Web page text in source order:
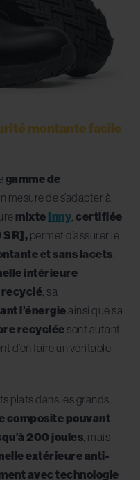
montante facile
gamme de
mesure de s’adapter à
mixte Inny certifiée
SR], permet d’assurer le
et sans lacets
intérieure
recyclé , sa
l’énergieainsi que sa
recycléesont autant
d’en faire un véritable
plats dans les grands.
composite pouvant
200 joules , mais
extérieure anti-
avec technologie